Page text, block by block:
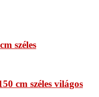
széles
cm széles világos